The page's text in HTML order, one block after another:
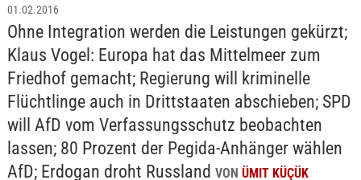
01.02.2016
Ohne Integration werden die Leistungen gekürzt;
Klaus Vogel: Europa hat das Mittelmeer zum
Friedhof gemacht; Regierung will kriminelle
Flüchtlinge auch in Drittstaaten abschieben; SPD
will AfD vom Verfassungsschutz beobachten
lassen; 80 Prozent der Pegida-Anhänger wählen
AfD; Erdogan droht Russland VON ÜMIT KÜÇÜK